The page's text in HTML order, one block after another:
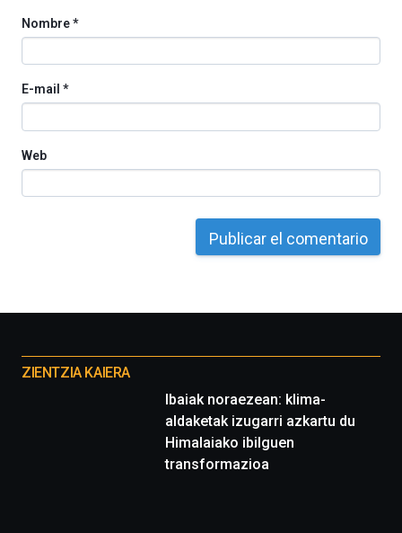
Nombre*
E-mail *
Web
proyectos
ZIENTZIA KAIERA
Ibaiak noraezean: klima-
aldaketak izugarri azkartu du
Himalaiako ibilguen
transformazioa